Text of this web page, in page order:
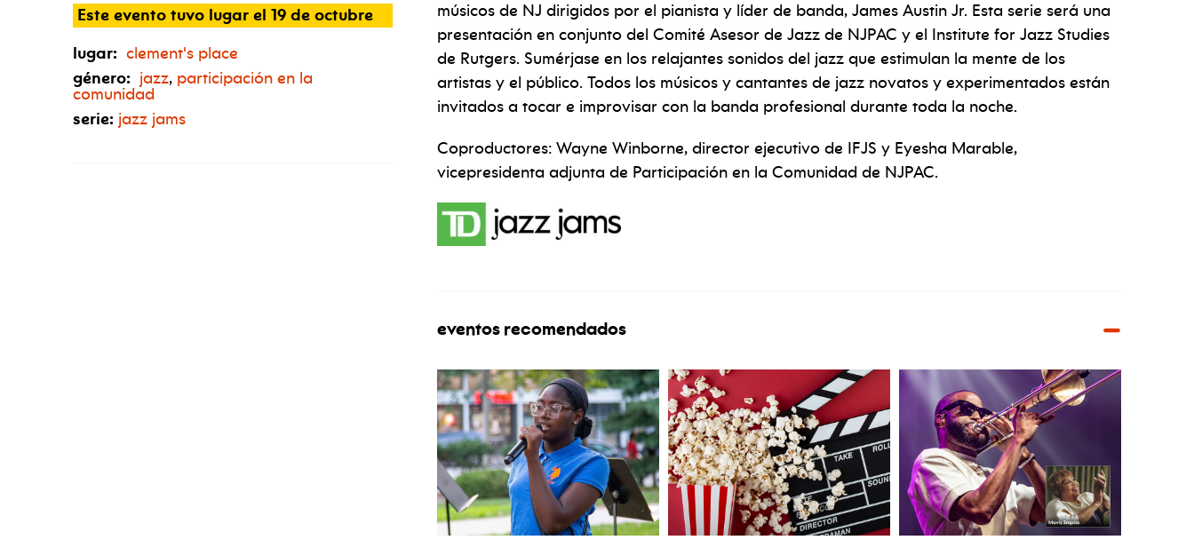
Este evento tuvo lugar el 19 de octubre
lugar: clement's place
género: jazz, participación en la
comunidad
serie: jazz jams
músicos de NJ dirigidos por el pianista y líder de banda, James Austin Jr. Esta serie será una
presentación en conjunto del Comité Asesor de Jazz de NJPAC y el Institute for Jazz Studies
de Rutgers. Sumérjase en los relajantes sonidos del jazz que estimulan la mente de los
artistas y el público. Todos los músicos y cantantes de jazz novatos y experimentados están
invitados a tocar e improvisar con la banda profesional durante toda la noche.
Coproductores: Wayne Winborne, director ejecutivo de IFJS y Eyesha Marable,
vicepresidenta adjunta de Participación en la Comunidad de NJPAC.
eventos recomendados